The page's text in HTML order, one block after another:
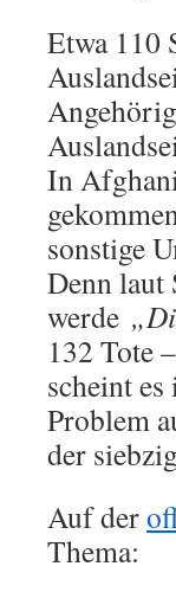
Etwa 110
In
sonstige
Denn laut
werde
132 Tote
scheint
Problem
der
Auf der
Thema: